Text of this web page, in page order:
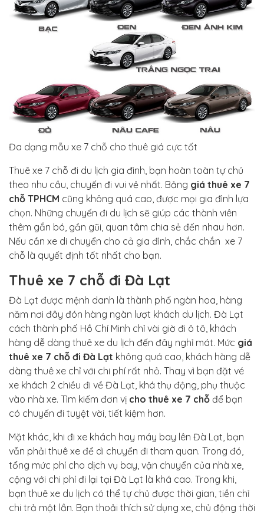
Đa dạng mẫu xe 7 chỗ cho thuê giá cực tốt
Thuê xe 7 chỗ đi du lịch gia đình, bạn hoàn toàn tự chủ
theo nhu cầu, chuyến đi vui vẻ nhất. Bảng giá thuê xe 7
chỗ TPHCM cũng không quá cao, được mọi gia đình lựa
chọn. Những chuyến đi du lịch sẽ giúp các thành viên
thêm gắn bó, gần gũi, quan tâm chia sẻ đến nhau hơn.
Nếu cần xe di chuyển cho cả gia đình, chắc chắn xe 7
chỗ là quyết định tốt nhất cho bạn.
Thuê xe 7 chỗ đi Đà Lạt
Đà Lạt được mệnh danh là thành phố ngàn hoa, hàng
năm nơi đây đón hàng ngàn lượt khách du lịch. Đà Lạt
cách thành phố Hồ Chí Minh chỉ vài giờ đi ô tô, khách
hàng dễ dàng thuê xe du lịch đến đây nghỉ mát. Mức giá
thuê xe 7 chỗ đi Đà Lạt không quá cao, khách hàng dễ
dàng thuê xe chỉ với chi phí rất nhỏ. Thay vì bạn đặt vé
xe khách 2 chiều đi về Đà Lạt, khá thụ động, phụ thuộc
vào nhà xe. Tìm kiếm đơn vị cho thuê xe 7 chỗ để bạn
có chuyến đi tuyệt vời, tiết kiệm hơn.
Mặt khác, khi đi xe khách hay máy bay lên Đà Lạt, bạn
vẫn phải thuê xe để di chuyển đi tham quan. Trong đó,
tổng mức phí cho dịch vụ bay, vận chuyển của nhà xe,
cộng với chi phí đi lại tại Đà Lạt là khá cao. Trong khi,
bạn thuê xe du lịch có thể tự chủ được thời gian, tiền chỉ
chi trả một lần. Bạn thoải thích sử dụng xe, chủ động thời